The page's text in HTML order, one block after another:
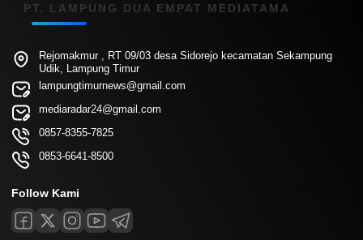
PT. LAMPUNG DUA EMPAT MEDIATAMA
Rejomakmur , RT 09/03 desa Sidorejo kecamatan Sekampung
Udik, Lampung Timur
lampungtimurnews@gmail.com
mediaradar24@gmail.com
0857-8355-7825
0853-6641-8500
Follow Kami